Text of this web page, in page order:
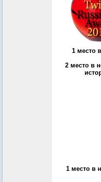
1 место
2 место в
1 место в